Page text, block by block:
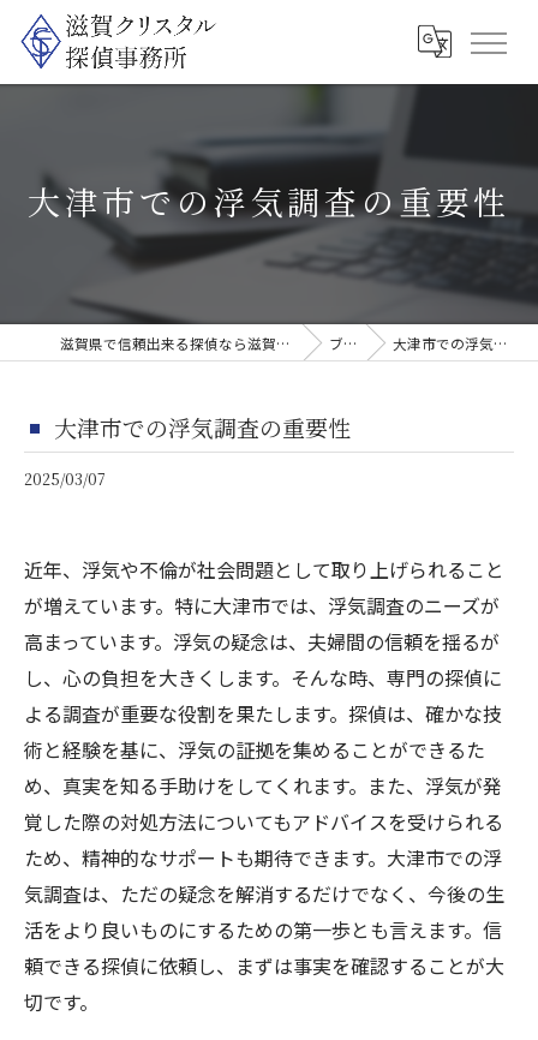
大津市での浮気調査の重要性
滋賀県で信頼出来る探偵なら滋賀クリスタル探偵事務所 ブログ 大津市での浮気調査の重要性
大津市での浮気調査の重要性
2025/03/07
近年、浮気や不倫が社会問題として取り上げられること
が増えています。特に大津市では、浮気調査のニーズが
高まっています。浮気の疑念は、夫婦間の信頼を揺るが
し、心の負担を大きくします。そんな時、専門の探偵に
よる調査が重要な役割を果たします。探偵は、確かな技
術と経験を基に、浮気の証拠を集めることができるた
め、真実を知る手助けをしてくれます。また、浮気が発
覚した際の対処方法についてもアドバイスを受けられる
ため、精神的なサポートも期待できます。大津市での浮
気調査は、ただの疑念を解消するだけでなく、今後の生
活をより良いものにするための第一歩とも言えます。信
頼できる探偵に依頼し、まずは事実を確認することが大
切です。